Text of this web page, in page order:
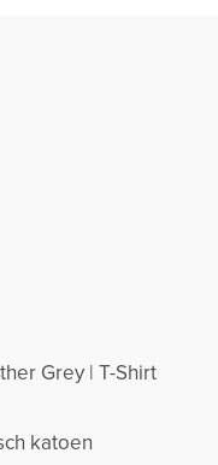
Grey | T-Shirt
katoen